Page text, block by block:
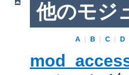
他のモジ
A | B | C | D